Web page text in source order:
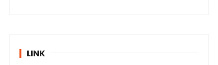
LINK